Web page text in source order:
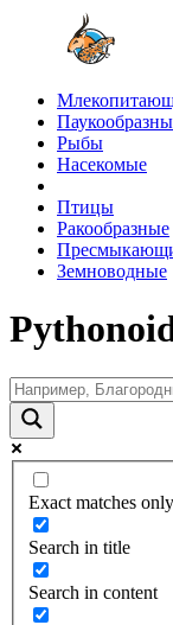
Рыбы
Насекомые
Птицы
Ракообразные
Земноводные
Exact matches only
Search in title
Search in content